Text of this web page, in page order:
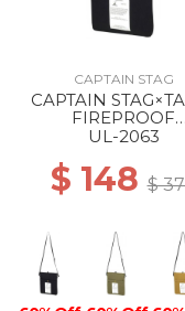
CAPTAIN STAG
CAPTAIN
FIREPROOF
COOLING/HEAT-
UL-2063
$ 148$